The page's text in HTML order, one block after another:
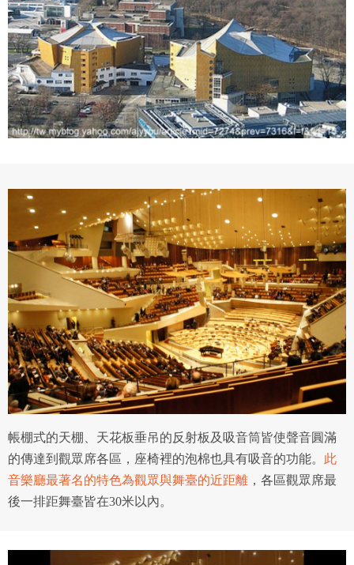
帳棚式的天棚、天花板垂吊的反射板及吸音筒皆使聲音圓滿
的傳達到觀眾席各區，座椅裡的泡棉也具有吸音的功能。 此
音樂廳最著名的特色為觀眾與舞臺的近距離 ，各區觀眾席最
後一排距舞臺皆在30米以內。